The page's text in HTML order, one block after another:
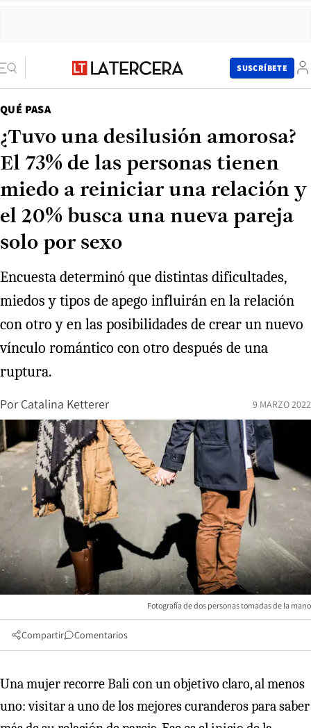
SUSCRÍBETE
QUÉ PASA
¿Tuvo una desilusión amorosa?
El 73% de las personas tienen
miedo a reiniciar una relación y
el 20% busca una nueva pareja
solo por sexo
Encuesta determinó que distintas dificultades,
miedos y tipos de apego influirán en la relación
con otro y en las posibilidades de crear un nuevo
vínculo romántico con otro después de una
ruptura.
Por Catalina Ketterer 9 MARZO 2022
Fotografía de dos personas tomadas de la mano
Compartir Comentarios
Una mujer recorre Bali con un objetivo claro, al menos
uno: visitar a uno de los mejores curanderos para saber